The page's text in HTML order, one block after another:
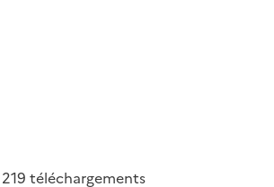
219 téléchargements